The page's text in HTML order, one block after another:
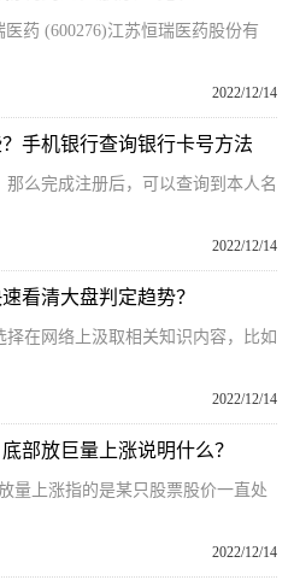
药 (600276)江苏恒瑞医药股份有
2022/12/14
手机银行查询银行卡号方法
么完成注册后，可以查询到本人名
2022/12/14
看清大盘判定趋势？
在网络上汲取相关知识内容，比如
2022/12/14
部放巨量上涨说明什么？
量上涨指的是某只股票股价一直处
2022/12/14